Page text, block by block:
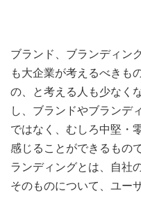
ブランド、ブランディン
も大企業が考えるべきも
の、と考える人も少なく
し、ブランドやブランデ
ではなく、むしろ中堅・
感じることができるもの
ランディングとは、自社
そのものについて、ユー